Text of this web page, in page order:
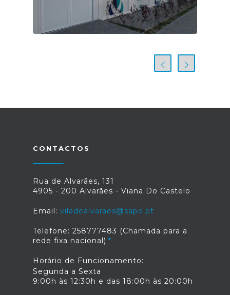
CONTACTOS
Rua de Alvarães, 131
4905 - 200 Alvarães - Viana Do Castelo
Email: viladealvaraes@sapo.pt
Telefone: 258777483 (Chamada para a
rede fixa nacional)
Horário de Funcionamento:
Segunda a Sexta
9:00h às 12:30h e das 18:00h às 20:00h